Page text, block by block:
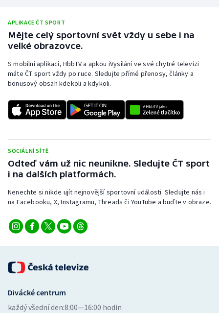
Ragby
Rychlobruslení
Rychlostní kanoistika
Sportovní střelba
Stolní tenis
Triatlon
Veslování
Volejbal
Ostatní
APLIKACE ČT SPORT
Mějte celý sportovní svět vždy u sebe i na
velké obrazovce.
S mobilní aplikací, HbbTV a apkou iVysílání ve své chytré televizi
máte ČT sport vždy po ruce. Sledujte přímé přenosy, články a
bonusový obsah kdekoli a kdykoli.
SOCIÁLNÍ SÍTĚ
Odteď vám už nic neunikne. Sledujte ČT sport
i na dalších platformách.
Nenechte si nikde ujít nejnovější sportovní události. Sledujte nás i
na Facebooku, X, Instagramu, Threads či YouTube a buďte v obraze.
Divácké centrum
každý všední den:8:00—16:00 hodin